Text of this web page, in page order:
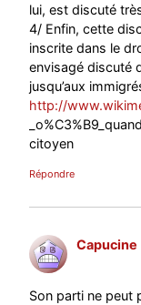
lui, est discuté
4/ Enfin, cette
inscrite dans le
envisagé discuté
jusqu’aux
http://
citoyen
Répondre
Capucine
Son parti ne peut